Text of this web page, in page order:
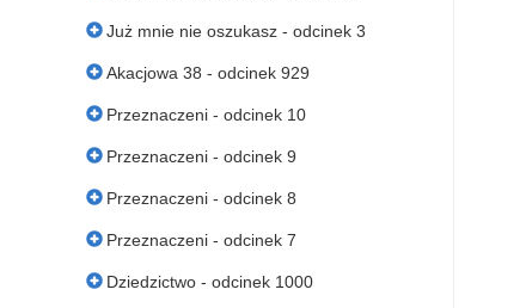
Już mnie nie oszukasz - odcinek 3
Akacjowa 38 - odcinek 929
Przeznaczeni - odcinek 10
Przeznaczeni - odcinek 9
Przeznaczeni - odcinek 8
Przeznaczeni - odcinek 7
Dziedzictwo - odcinek 1000